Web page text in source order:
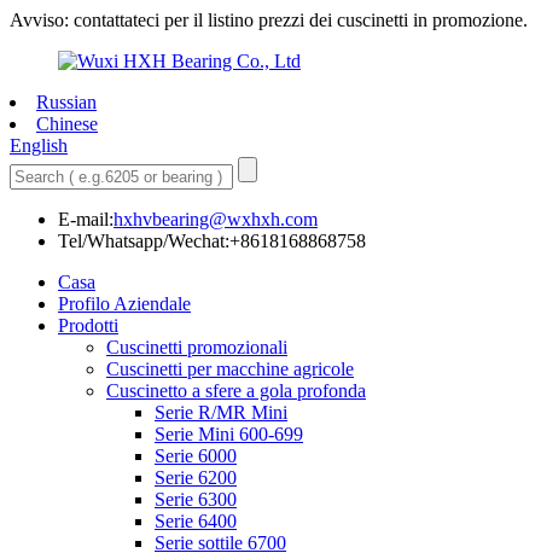
Avviso: contattateci per il listino prezzi dei cuscinetti in promozione.
Russian
Chinese
English
E-mail:hxhvbearing@wxhxh.com
Tel/Whatsapp/Wechat:+8618168868758
Casa
Profilo Aziendale
Prodotti
Cuscinetti promozionali
Cuscinetti per macchine agricole
Cuscinetto a sfere a gola profonda
Serie R/MR Mini
Serie Mini 600-699
Serie 6000
Serie 6200
Serie 6300
Serie 6400
Serie sottile 6700